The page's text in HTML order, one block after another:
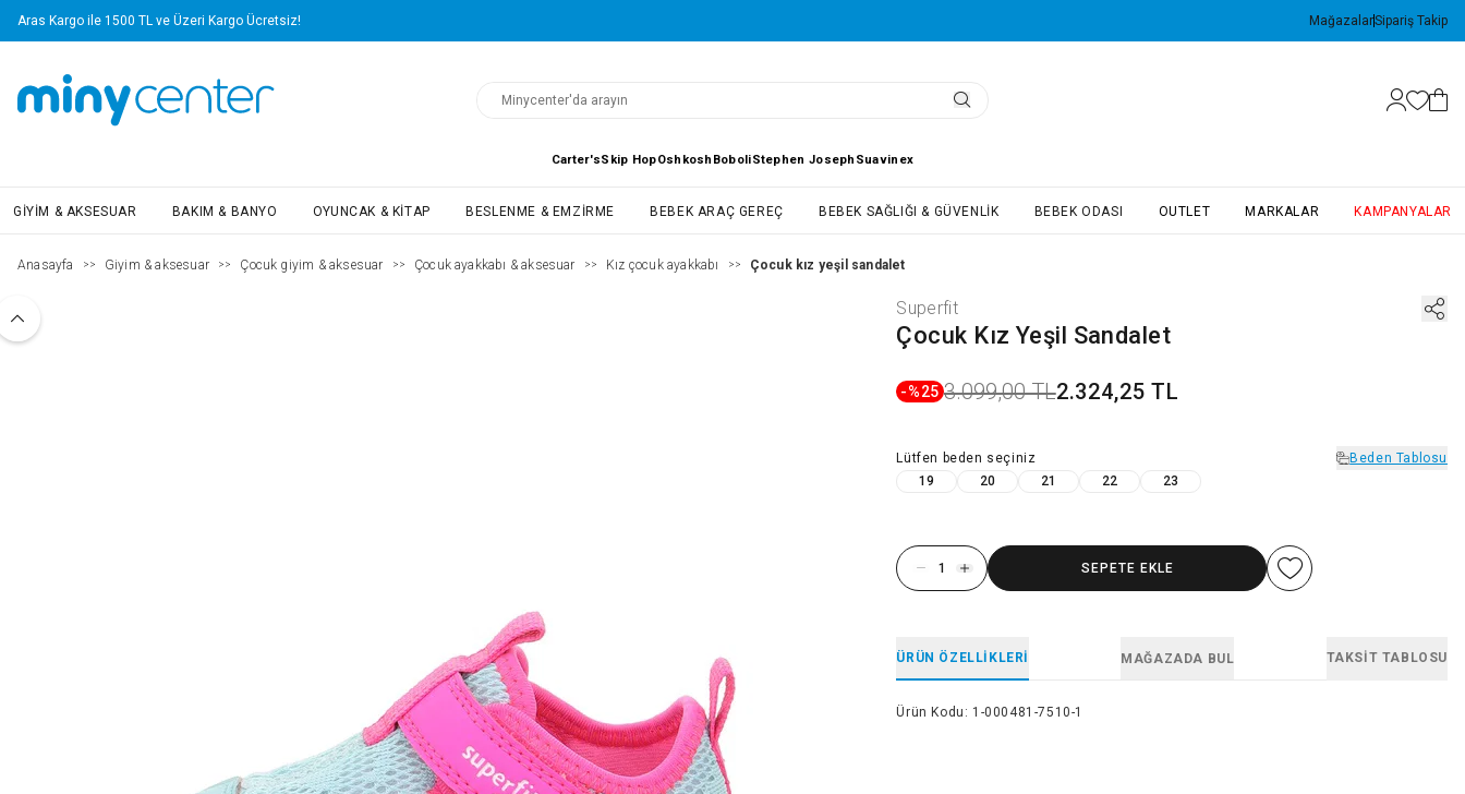
Aras Kargo ile 1500 TL ve Üzeri Kargo Ücretsiz! MağazalarSipariş Takip
Carter'sSkip HopOshkosh BoboliStephen Joseph Suavinex
GIYIM & AKSESUAR BAKIM & BANYO OYUNCAK & KITAP BESLENME & EMZIRME BEBEK ARAÇ GEREÇ BEBEK SAĞLIĞI & GÜVENLIK BEBEK ODASI OUTLET MARKALAR KAMPANYALAR
Anasayfa >> Giyim & aksesuar >> Çocuk giyim & aksesuar >> Çocuk ayakkabı & aksesuar >> Kız çocuk ayakkabı >> Çocuk kız yeşil sandalet
Superfit
Çocuk Kız Yeşil Sandalet
-%25 3.099,00 TL2.324,25 TL
Lütfen beden seçiniz
Beden Tablosu
19
20 21 22 23
SEPETE EKLE
ÜRÜN ÖZELLIKLERI MAĞAZADA BUL TAKSIT TABLOSU
Ürün Kodu : 1-000481-7510-1